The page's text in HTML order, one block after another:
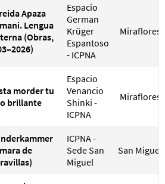
Apaza
Lengua
(Obras,
Espacio
German
Krüger
Espantoso
- ICPNA
Miraflores
morder tu
brillante
Espacio
Venancio
Shinki -
ICPNA
Miraflores
de
ICPNA -
Sede San
Miguel
San Miguel